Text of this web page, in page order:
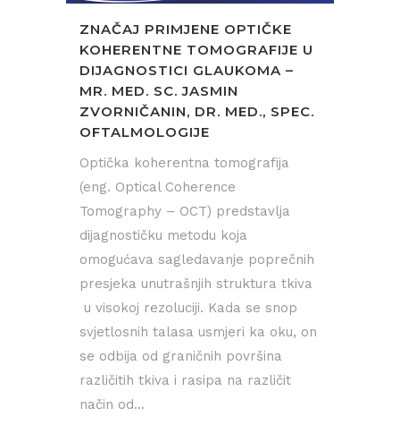
ZNAČAJ PRIMJENE OPTIČKE
KOHERENTNE TOMOGRAFIJE U
DIJAGNOSTICI GLAUKOMA –
MR. MED. SC. JASMIN
ZVORNIČANIN, DR. MED., SPEC.
OFTALMOLOGIJE
Optička koherentna tomografija
(eng. Optical Coherence
Tomography – OCT) predstavlja
dijagnostičku metodu koja
omogućava sagledavanje poprečnih
presjeka unutrašnjih struktura tkiva
u visokoj rezoluciji. Kada se snop
svjetlosnih talasa usmjeri ka oku, on
se odbija od graničnih površina
različitih tkiva i rasipa na različit
način od...